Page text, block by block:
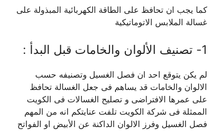
كما يجب ان تحافظ على الطاقة الكهربائية المبذولة على
غسالة الملابس الاتوماتيكية
1- تصنيف الألوان والخامات قبل البدأ :
لم يكن يتوقع احد ان فصل الغسيل وتصنيفه حسب
الالوان والخامات قد يساهم فى جعل الغسالة تحافظ
على عمرها الافتراضى و تصليح الغسالات فى الكويت
الممثلة فى شركة الكويت تلفت عنايتكم انه من المهم
فصل الغسيل وفرز الالوان الداكنة عن الأبيض او الفواتح